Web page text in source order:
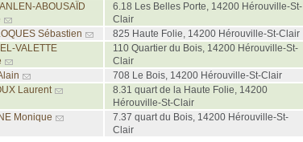
ABOUSAÏD
6.18 Les Belles Porte, 14200 Hérouville-St-
Clair
Sébastien 825 Haute Folie, 14200 Hérouville-St-Clair
VALETTE
110 Quartier du Bois, 14200 Hérouville-St-
Clair
708 Le Bois, 14200 Hérouville-St-Clair
Laurent
8.31 quart de la Haute Folie, 14200
Hérouville-St-Clair
Monique
7.37 quart du Bois, 14200 Hérouville-St-
Clair